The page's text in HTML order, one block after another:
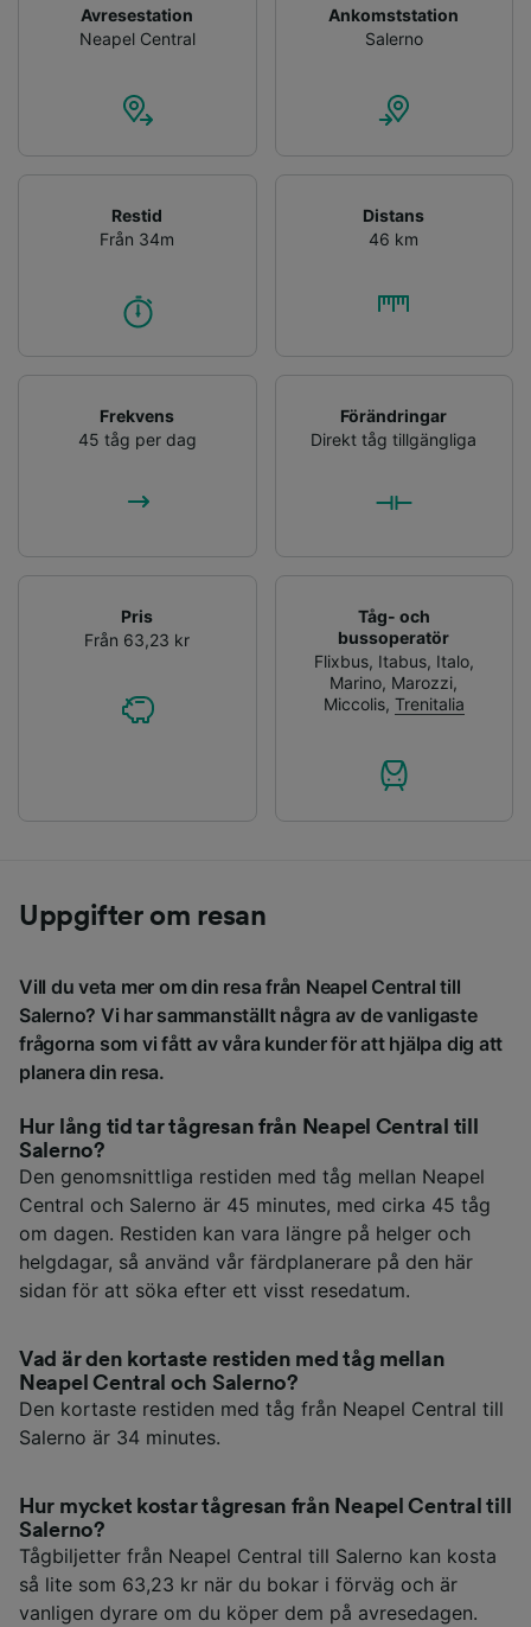
Avresestation
Neapel Central
Ankomststation
Salerno
Restid
Från 34m
Distans
46 km
Frekvens
45 tåg per dag
Förändringar
Direkt tåg tillgängliga
Pris
Från 63,23 kr
Tåg- och
bussoperatör
Flixbus, Itabus, Italo,
Marino, Marozzi,
Miccolis, Trenitalia
Uppgifter om resan
Vill du veta mer om din resa från Neapel Central till
Salerno? Vi har sammanställt några av de vanligaste
frågorna som vi fått av våra kunder för att hjälpa dig att
planera din resa.
Hur lång tid tar tågresan från Neapel Central till
Salerno?
Den genomsnittliga restiden med tåg mellan Neapel
Central och Salerno är 45 minutes, med cirka 45 tåg
om dagen. Restiden kan vara längre på helger och
helgdagar, så använd vår färdplanerare på den här
sidan för att söka efter ett visst resedatum.
Vad är den kortaste restiden med tåg mellan
Neapel Central och Salerno?
Den kortaste restiden med tåg från Neapel Central till
Salerno är 34 minutes.
Hur mycket kostar tågresan från Neapel Central till
Salerno?
Tågbiljetter från Neapel Central till Salerno kan kosta
så lite som 63,23 kr när du bokar i förväg och är
vanligen dyrare om du köper dem på avresedagen.